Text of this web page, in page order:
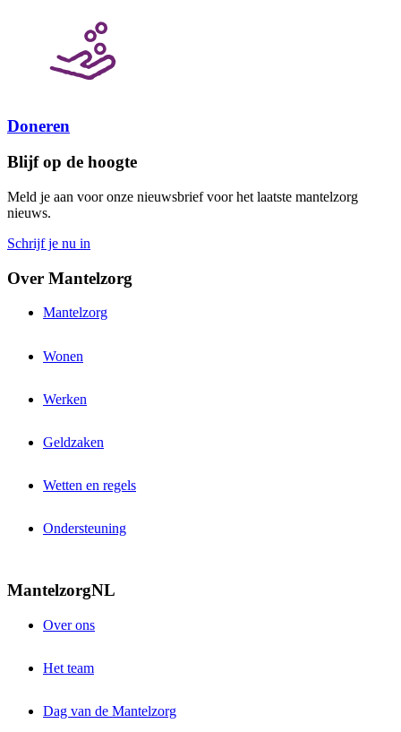
Doneren
Blijf op de hoogte
Meld je aan voor onze nieuwsbrief voor het laatste mantelzorg
nieuws.
Schrijf je nu in
Over Mantelzorg
Mantelzorg
Wonen
Werken
Geldzaken
Wetten en regels
Ondersteuning
MantelzorgNL
Over ons
Het team
Dag van de Mantelzorg